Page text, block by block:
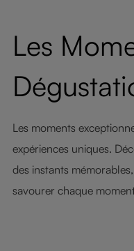
Les
Les moments
expériences uniques.
des instants
savourer chaque